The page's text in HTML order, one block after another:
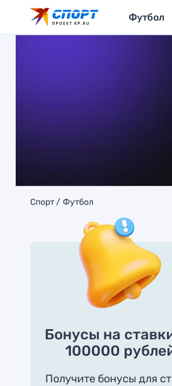
Футбол
Спорт Футбол
Бонусы на
100000
Получите бонусы для